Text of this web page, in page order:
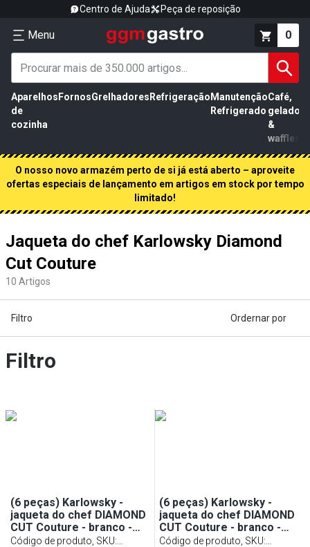
Centro de Ajuda Peça de reposição
Menu 0
Aparelhos
de
cozinha
FornosGrelhadores Refrigeração Manutenção
Refrigerado
Café,
gelados
&
waffles
O nosso novo armazém perto de si já está aberto – aproveite
ofertas especiais de lançamento em artigos em stock por tempo
limitado!
Jaqueta do chef Karlowsky Diamond
Cut Couture
10 Artigos
Filtro Ordernar por
Filtro
(6 peças) Karlowsky -
jaqueta do chef DIAMOND
CUT Couture - branco -
tamanho: 44
Código de produto, SKU:
(6 peças) Karlowsky -
jaqueta do chef DIAMOND
CUT Couture - branco -
tamanho: 46
Código de produto, SKU: